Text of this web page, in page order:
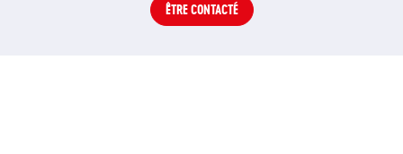
ÊTRE CONTACTÉ